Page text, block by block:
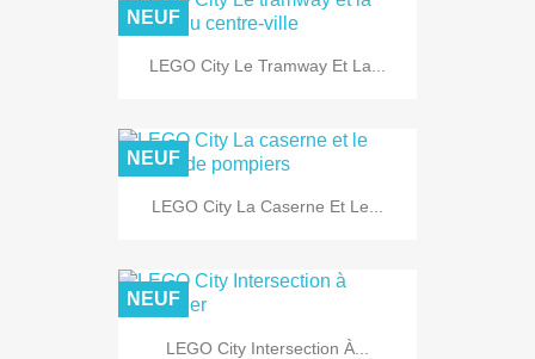
LEGO City Le Tramway Et La...
NEUF
LEGO City La Caserne Et Le...
NEUF
LEGO City Intersection À...
NEUF